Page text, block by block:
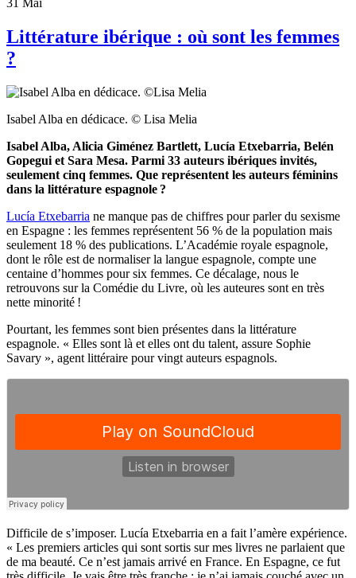
Littérature ibérique : où sont les femmes
?
Isabel Alba en dédicace. © Lisa Melia
Isabel Alba, Alicia Giménez Bartlett, Lucía Etxebarria, Belén
Gopegui et Sara Mesa. Parmi 33 auteurs ibériques invités,
seulement cinq femmes. Que représentent les auteurs féminins
dans la littérature espagnole ?
Lucía Etxebarria ne manque pas de chiffres pour parler du sexisme
en Espagne : les femmes représentent 56 % de la population mais
seulement 18 % des publications. L’Académie royale espagnole,
dont le rôle est de normaliser la langue espagnole, compte une
centaine d’hommes pour six femmes. Ce décalage, nous le
retrouvons sur la Comédie du Livre, où les auteures sont en très
nette minorité !
Pourtant, les femmes sont bien présentes dans la littérature
espagnole. « Elles sont là et elles ont du talent, assure Sophie
Savary », agent littéraire pour vingt auteurs espagnols.
Difficile de s’imposer. Lucía Etxebarria en a fait l’amère expérience.
« Les premiers articles qui sont sortis sur mes livres ne parlaient que
de ma beauté. Ce n’est jamais arrivé en France. En Espagne, ce fut